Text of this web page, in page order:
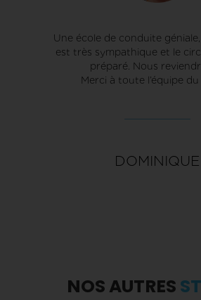
Une école de conduite
est très sympathique et le
préparé. Nous
Merci à toute l’équipe du
DOMINIQUE
NOS AUTRES